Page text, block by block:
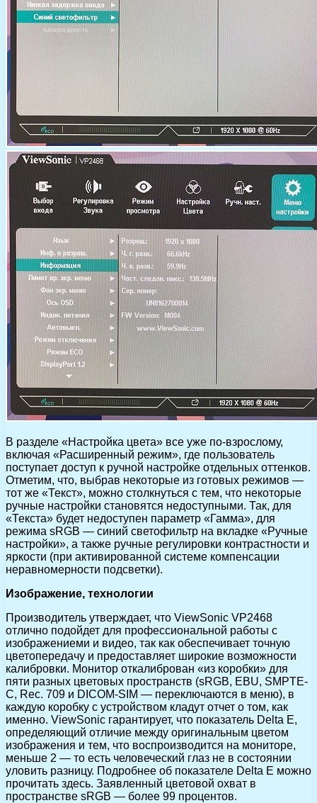
В разделе «Настройка цвета» все уже по-взрослому,
включая «Расширенный режим», где пользователь
поступает доступ к ручной настройке отдельных оттенков.
Отметим, что, выбрав некоторые из готовых режимов —
тот же «Текст», можно столкнуться с тем, что некоторые
ручные настройки становятся недоступными. Так, для
«Текста» будет недоступен параметр «Гамма», для
режима sRGB — синий светофильтр на вкладке «Ручные
настройки», а также ручные регулировки контрастности и
яркости (при активированной системе компенсации
неравномерности подсветки).
Изображение, технологии
Производитель утверждает, что ViewSonic VP2468
отлично подойдет для профессиональной работы с
изображениеми и видео, так как обеспечивает точную
цветопередачу и предоставляет широкие возможности
калибровки. Монитор откалиброван «из коробки» для
пяти разных цветовых пространств (sRGB, EBU, SMPTE-
C, Rec. 709 и DICOM-SIM — переключаются в меню), в
каждую коробку с устройством кладут отчет о том, как
именно. ViewSonic гарантирует, что показатель Delta E,
определяющий отличие между оригинальным цветом
изображения и тем, что воспроизводится на мониторе,
меньше 2 — то есть человеческий глаз не в состоянии
уловить разницу. Подробнее об показателе Delta E можно
прочитать здесь. Заявленный цветовой охват в
пространстве sRGB — более 99 процентов.